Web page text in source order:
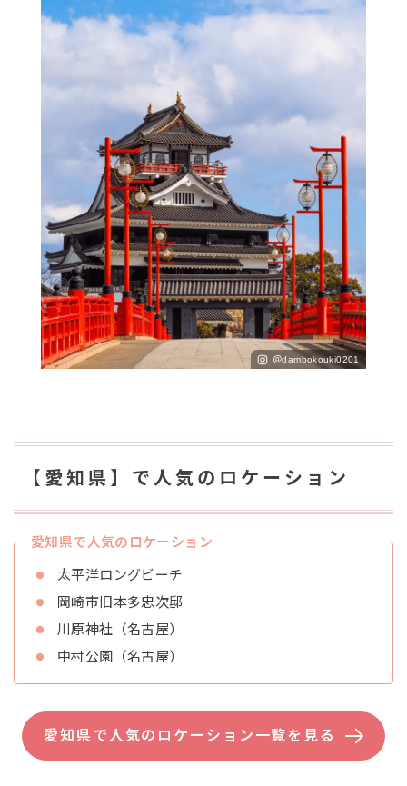
＠dambokouki0201
【愛知県】で人気のロケーション
愛知県で人気のロケーション
太平洋ロングビーチ
岡崎市旧本多忠次邸
川原神社（名古屋）
中村公園（名古屋）
愛知県で人気のロケーション一覧を見る